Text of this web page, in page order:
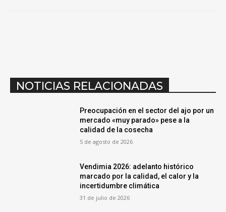
NOTICIAS RELACIONADAS
Preocupación en el sector del ajo por un
mercado «muy parado» pese a la
calidad de la cosecha
5 de agosto de 2026
Vendimia 2026: adelanto histórico
marcado por la calidad, el calor y la
incertidumbre climática
31 de julio de 2026